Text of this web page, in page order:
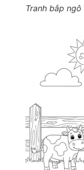
Tranh bắp